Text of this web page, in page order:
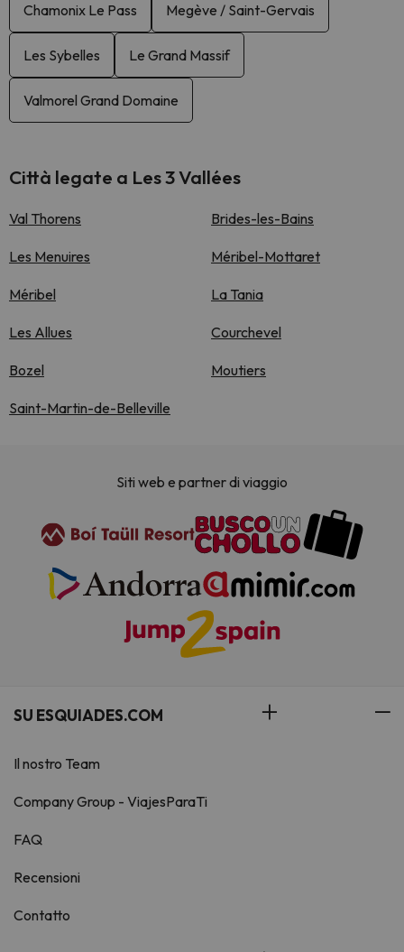
Chamonix Le Pass Megève / Saint-Gervais
Les Sybelles Le Grand Massif
Valmorel Grand Domaine
Città legate a Les 3 Vallées
Val Thorens Brides-les-Bains
Les Menuires Méribel-Mottaret
Méribel La Tania
Les Allues Courchevel
Bozel Moutiers
Saint-Martin-de-Belleville
Siti web e partner di viaggio
SU ESQUIADES.COM
Il nostro Team
Company Group - ViajesParaTi
FAQ
Recensioni
Contatto